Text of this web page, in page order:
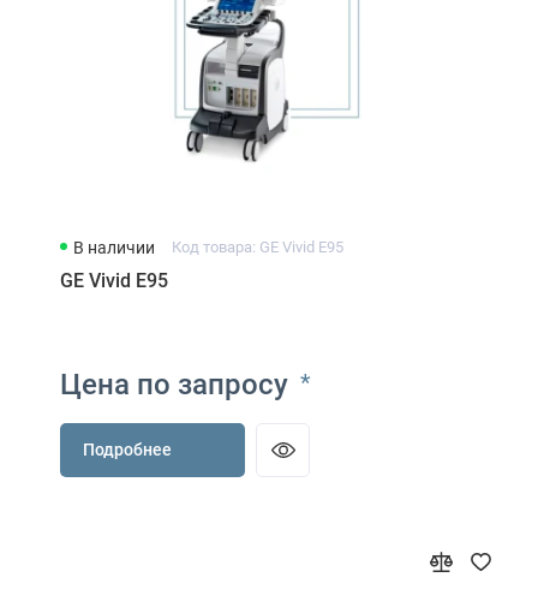
В наличии Код товара: GE Vivid E95
GE Vivid E95
Цена по запросу *
Подробнее